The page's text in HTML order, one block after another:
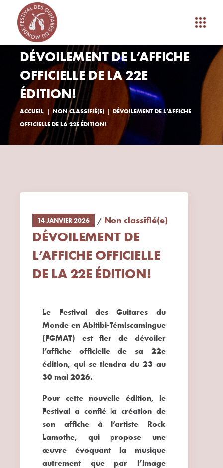
DÉVOILEMENT DE L’AFFICHE
OFFICIELLE DE LA 22E
ÉDITION!
ACCUEIL NON CLASSIFIÉ(E)
DÉVOILEMENT DE L’AFFICHE
OFFICIELLE DE LA 22E ÉDITION!
14 JANVIER 2026 Non classifié(e)
DÉVOILEMENT DE
L’AFFICHE OFFICIELLE
DE LA 22E ÉDITION!
Le Festival des Guitares du
Monde en Abitibi-Témiscamingue
(FGMAT) est fier de dévoiler
l’affiche officielle de sa 22e
édition, qui se tiendra du 23 au
30 mai 2026.
Pour cette nouvelle édition, le
Festival a confié la création de
son affiche à l’artiste Rock
Lamothe, qui propose une
œuvre évoquant la musique
autrement que par l’image